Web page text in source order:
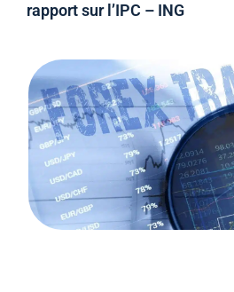
rapport sur l’IPC – ING